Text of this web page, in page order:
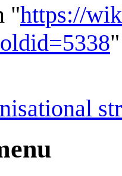
"https://
"